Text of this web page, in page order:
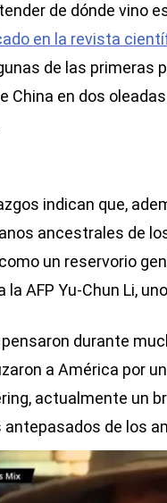
de dónde vino
en la revista
de las primeras
China en dos
indican que,
ancestrales de
un reservorio
la AFP Yu-Chun Li,
durante
a América por
actualmente un
antepasados de los